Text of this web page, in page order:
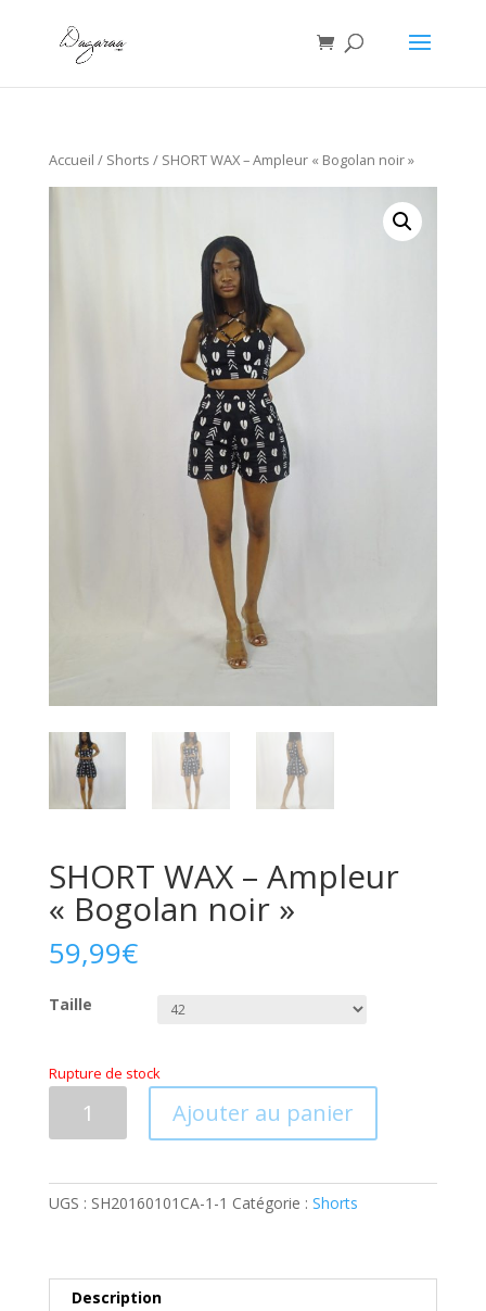
Accueil / Shorts / SHORT WAX – Ampleur « Bogolan noir »
SHORT WAX – Ampleur
« Bogolan noir »
59,99€
Taille
Rupture de stock
-
Ajouter au panier
UGS : SH20160101CA-1-1 Catégorie : Shorts
Description